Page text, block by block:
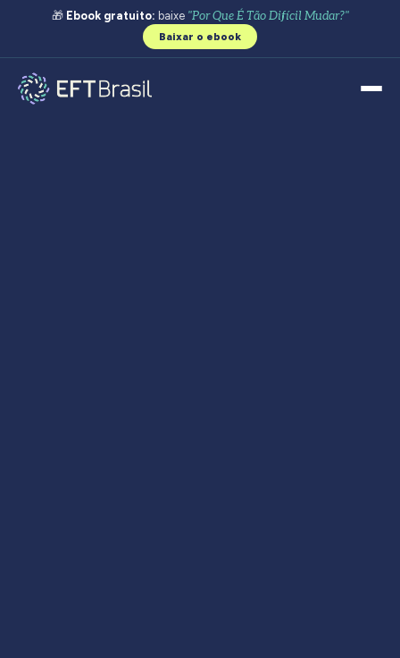
🎁 Ebook gratuito: baixe "Por Que É Tão Difícil Mudar?"
Baixar o ebook